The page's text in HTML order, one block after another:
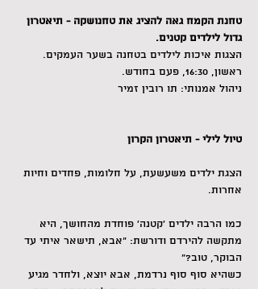
טחנת הקמח גאה להציג את טחנושקה - תיאטרון
גדול לילדים קטנים.
הצגות איכות לילדים בטחנה בשער העמקים.
ראשון, 16:30, פעם בחודש.
ניהול אמנותי: תו רובין זמיר
טיול לילי - תיאטרון הקרון
הצגת ילדים משעשעת, על חלומות, פחדים וחיות
אחרות.
כמו הרבה ילדים 'קטנה' פוחדת מהחושך, היא
מתקשה להירדם ודורשת: "אבא, תישאר איתי עד
הבוקר, טוב?"
כשהיא סוף סוף נרדמת, אבא יוצא, ולחדר מגיע